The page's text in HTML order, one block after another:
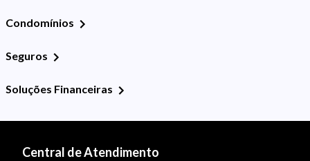
Condomínios
Seguros
Soluções Financeiras
Central de Atendimento